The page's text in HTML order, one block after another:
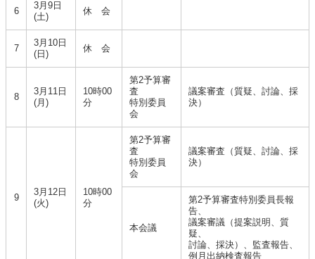
6
3月9日
(土)
休 会
7
3月10日
(日)
休 会
8
3月11日
(月)
10時00
分
第2予算審
査
特別委員
会
議案審査（質疑、討論、採
決）
9
3月12日
(火)
10時00
分
第2予算審
査
特別委員
会
議案審査（質疑、討論、採
決）
本会議
第2予算審査特別委員長報
告、
議案審議（提案説明、質
疑、
討論、採決）、監査報告、
例月出納検査報告